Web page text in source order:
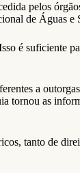
pelos
de Águas
é
a
as
tanto de